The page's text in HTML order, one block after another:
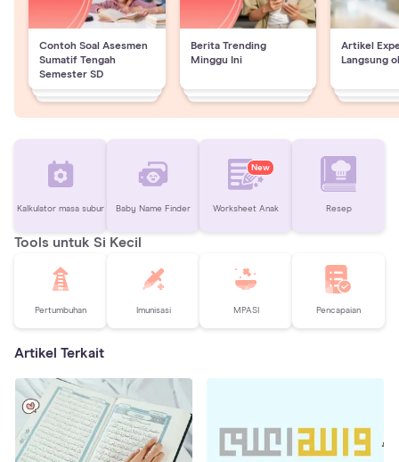
Contoh Soal Asesmen
Sumatif Tengah
Semester SD
Berita Trending
Minggu Ini
Artikel
Langsung
Kalkulator masa subur Baby Name Finder
New
Worksheet Anak Resep
Tools untuk Si Kecil
Pertumbuhan Imunisasi MPASI Pencapaian
Artikel Terkait